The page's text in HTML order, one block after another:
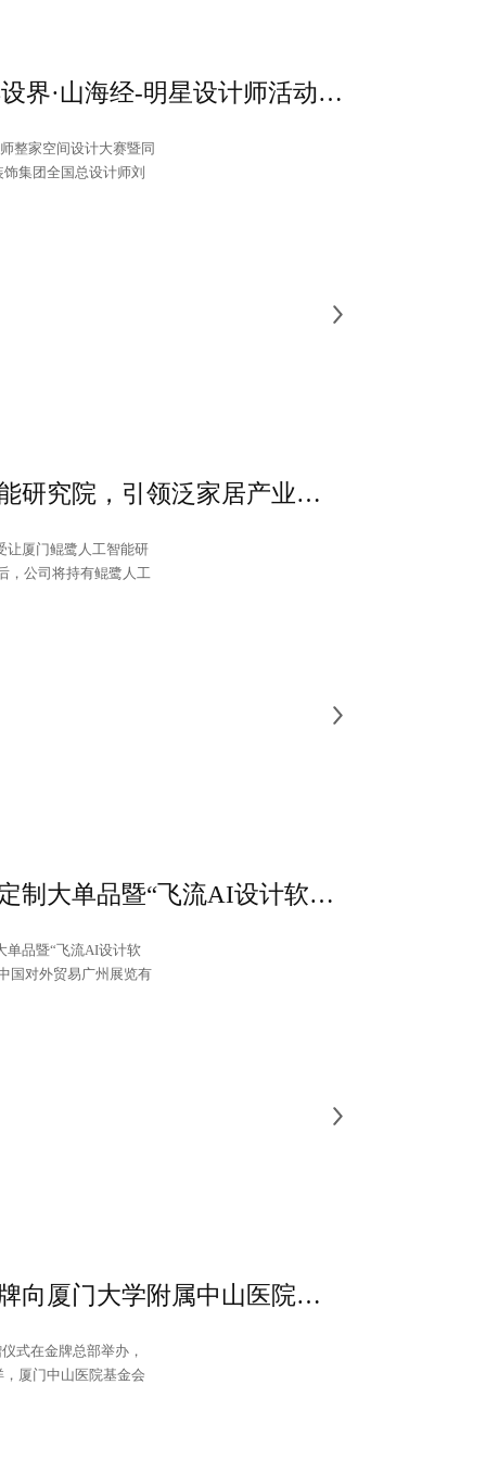
梦启山海·筑界未来 | 2024设界·山海经-明星设计师活动圆满结束
整家空间设计大赛暨同
集团全国总设计师刘
金牌家居投资鲲鹭人工智能研究院，引领泛家居产业从数字化向智能化迈进！
让厦门鲲鹭人工智能研
，公司将持有鲲鹭人工
金牌世界级豪车烤漆整家定制大单品暨“飞流AI设计软件”正式发布！
单品暨“飞流AI设计软
国对外贸易广州展览有
爱心传递，暖心金牌！金牌向厦门大学附属中山医院捐赠救护车
式在金牌总部举办，
厦门中山医院基金会